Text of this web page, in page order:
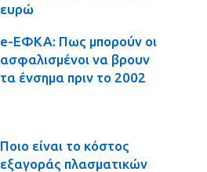
ευρώ
e-ΕΦΚΑ: Πως μπορούν οι
ασφαλισμένοι να βρουν
τα ένσημα πριν το 2002
Ποιο είναι το κόστος
εξαγοράς πλασματικών